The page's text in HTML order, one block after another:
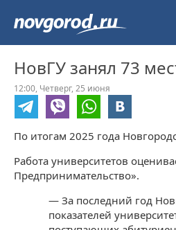
НовГУ занял 73
12:00, Четверг, 25 июня
По итогам 2025 года
Работа университетов
Предпринимательство».
— За последний год
показателей